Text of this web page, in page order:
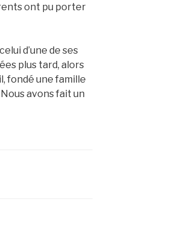
ont pu porter
d’une de ses
plus tard, alors
fondé une famille
avons fait un